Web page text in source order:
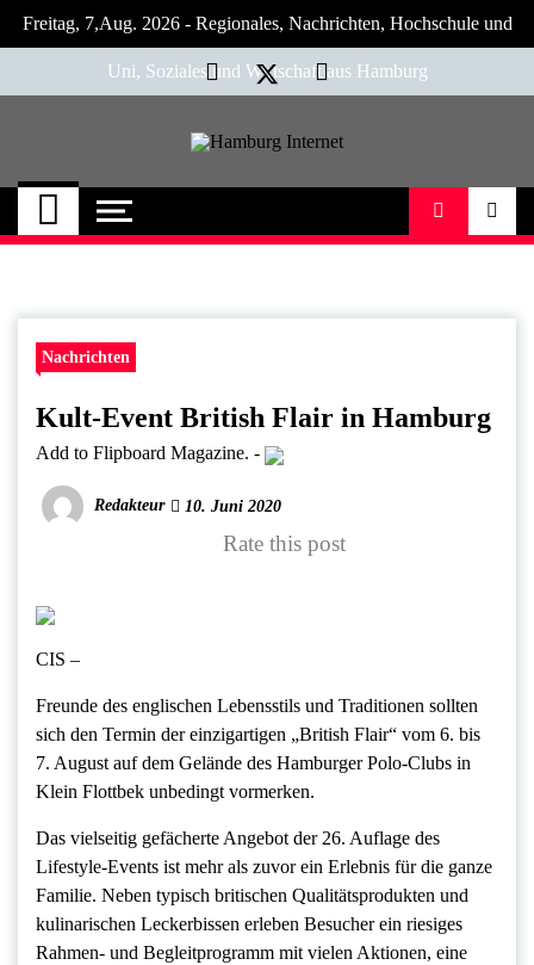
Skip
Freitag, 7,Aug. 2026 - Regionales, Nachrichten, Hochschule und
Uni, Soziales und Wirtschaft aus Hamburg
Hamburg Internet
Neuigkeiten und Nachrichten aus Hamburg
Nachrichten
Kult-Event British Flair in Hamburg
Add to Flipboard Magazine. -
Redakteur 10. Juni 2020
Rate this post
CIS –
Freunde des englischen Lebensstils und Traditionen sollten
sich den Termin der einzigartigen „British Flair“ vom 6. bis
7. August auf dem Gelände des Hamburger Polo-Clubs in
Klein Flottbek unbedingt vormerken.
Das vielseitig gefächerte Angebot der 26. Auflage des
Lifestyle-Events ist mehr als zuvor ein Erlebnis für die ganze
Familie. Neben typisch britischen Qualitätsprodukten und
kulinarischen Leckerbissen erleben Besucher ein riesiges
Rahmen- und Begleitprogramm mit vielen Aktionen, eine